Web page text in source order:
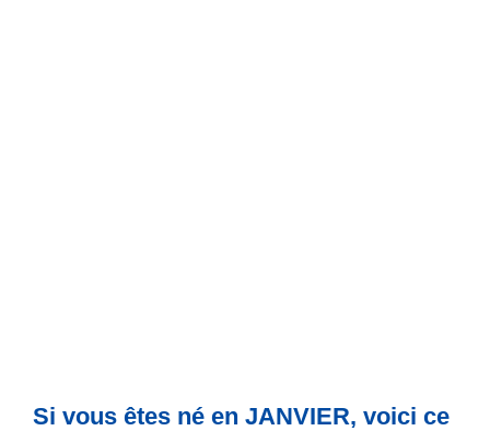
Si vous êtes né en JANVIER, voici ce